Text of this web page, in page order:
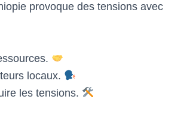
provoque des tensions avec
locaux.
les tensions.